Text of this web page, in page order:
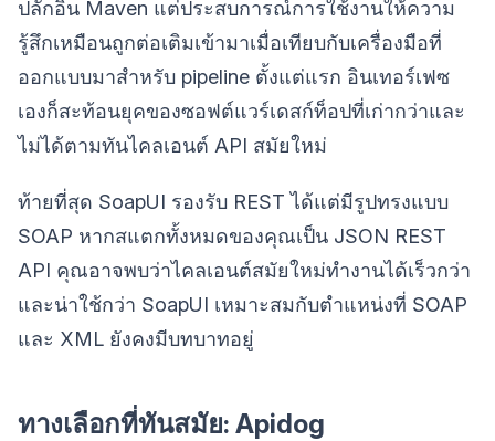
ปลั๊กอิน Maven แต่ประสบการณ์การใช้งานให้ความ
รู้สึกเหมือนถูกต่อเติมเข้ามาเมื่อเทียบกับเครื่องมือที่
ออกแบบมาสำหรับ pipeline ตั้งแต่แรก อินเทอร์เฟซ
เองก็สะท้อนยุคของซอฟต์แวร์เดสก์ท็อปที่เก่ากว่าและ
ไม่ได้ตามทันไคลเอนต์ API สมัยใหม่
ท้ายที่สุด SoapUI รองรับ REST ได้แต่มีรูปทรงแบบ
SOAP หากสแตกทั้งหมดของคุณเป็น JSON REST
API คุณอาจพบว่าไคลเอนต์สมัยใหม่ทำงานได้เร็วกว่า
และน่าใช้กว่า SoapUI เหมาะสมกับตำแหน่งที่ SOAP
และ XML ยังคงมีบทบาทอยู่
ทางเลือกที่ทันสมัย: Apidog